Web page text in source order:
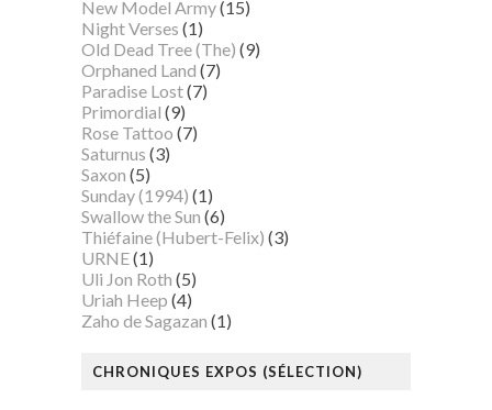
New Model Army(15)
Night Verses (1)
Old Dead Tree (The) (9)
Orphaned Land (7)
Paradise Lost(7)
Primordial (9)
Rose Tattoo (7)
Saturnus (3)
Saxon (5)
Sunday (1994) (1)
Swallow the Sun (6)
Thiéfaine (Hubert-Felix) (3)
URNE(1)
Uli Jon Roth (5)
Uriah Heep (4)
Zaho de Sagazan (1)
CHRONIQUES EXPOS (SÉLECTION)